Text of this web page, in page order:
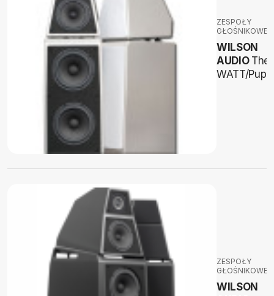
ZESPOŁY
GŁOŚNIKOWE
WILSON
AUDIO The
WATT/
ZESPOŁY
GŁOŚNIKOWE
WILSON